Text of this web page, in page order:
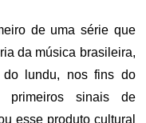
de uma série que
da música brasileira,
lundu, nos fins do
primeiros sinais de
esse produto cultural